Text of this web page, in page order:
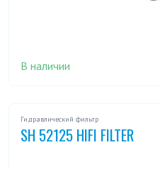
В наличии
Гидравлический фильтр
SH 52125 HIFI FILTER